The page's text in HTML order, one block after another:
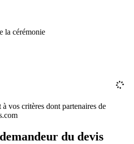
la cérémonie
à vos critères dont partenaires de
du devis